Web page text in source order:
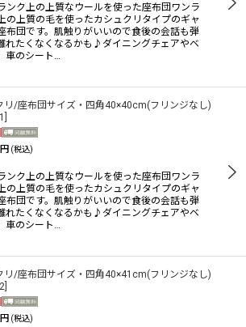
ンク上の上質なウールを使った座布団ワンラ
の上質の毛を使ったカシュクリタイプのギャ
布団です。肌触りがいいので食後の会話も弾
れたくなくなるかも♪ダイニングチェアやベ
車のシート…
リ/座布団サイズ・四角40×40cm(フリンジなし)
円 (税込)
ンク上の上質なウールを使った座布団ワンラ
の上質の毛を使ったカシュクリタイプのギャ
布団です。肌触りがいいので食後の会話も弾
れたくなくなるかも♪ダイニングチェアやベ
車のシート…
リ/座布団サイズ・四角40×41cm(フリンジなし)
円 (税込)